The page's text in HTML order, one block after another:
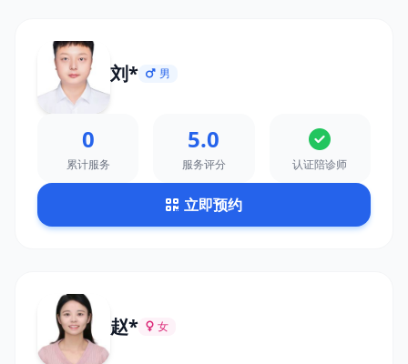
刘* 男
0
累计服务
5.0
服务评分 认证陪诊师
立即预约
赵* 女